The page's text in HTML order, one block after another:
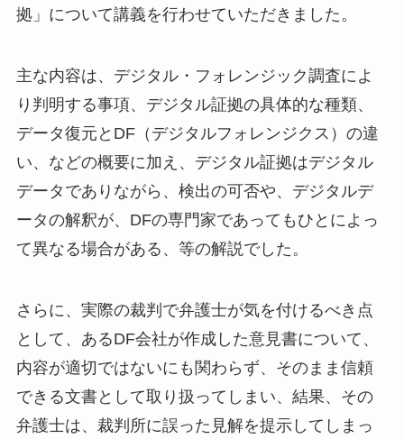
拠」について講義を行わせていただきました。
主な内容は、デジタル・フォレンジック調査によ
り判明する事項、デジタル証拠の具体的な種類、
データ復元とDF（デジタルフォレンジクス）の違
い、などの概要に加え、デジタル証拠はデジタル
データでありながら、検出の可否や、デジタルデ
ータの解釈が、DFの専門家であってもひとによっ
て異なる場合がある、等の解説でした。
さらに、実際の裁判で弁護士が気を付けるべき点
として、あるDF会社が作成した意見書について、
内容が適切ではないにも関わらず、そのまま信頼
できる文書として取り扱ってしまい、結果、その
弁護士は、裁判所に誤った見解を提示してしまっ